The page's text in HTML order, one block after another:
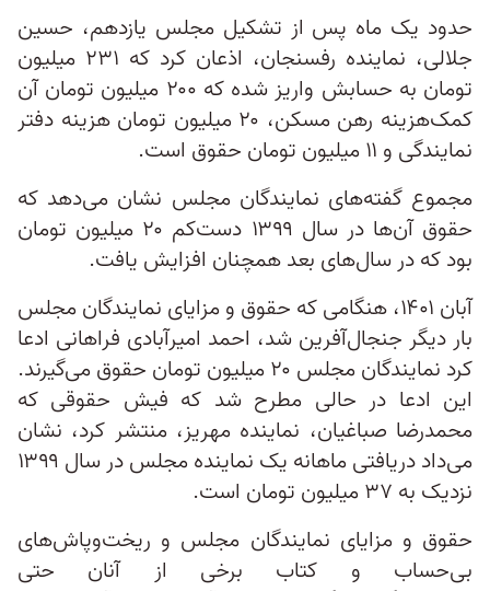
حدود یک ماه پس از تشکیل مجلس یازدهم، حسین
جلالی، نماینده رفسنجان، اذعان کرد که ۲۳۱ میلیون
تومان به حسابش واریز شده که ۲۰۰ میلیون تومان آن
کمک‌هزینه رهن مسکن، ۲۰ میلیون تومان هزینه دفتر
نمایندگی و ۱۱ میلیون تومان حقوق است.
مجموع گفته‌های نمایندگان مجلس نشان می‌دهد که
حقوق آن‌ها در سال ۱۳۹۹ دست‌کم ۲۰ میلیون تومان
بود که در سال‌های بعد همچنان افزایش یافت.
آبان ۱۴۰۱، هنگامی که حقوق و مزایای نمایندگان مجلس
بار دیگر جنجال‌آفرین شد، احمد امیرآبادی فراهانی ادعا
کرد نمایندگان مجلس ۲۰ میلیون تومان حقوق می‌گیرند.
این ادعا در حالی مطرح شد که فیش حقوقی که
محمدرضا صباغیان، نماینده مهریز، منتشر کرد، نشان
می‌داد دریافتی ماهانه یک نماینده مجلس در سال ۱۳۹۹
نزدیک به ۳۷ میلیون تومان است.
حقوق و مزایای نمایندگان مجلس و ریخت‌وپاش‌های
بی‌حساب و کتاب برخی از آنان حتی